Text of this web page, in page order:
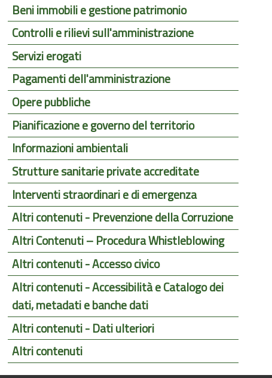
Beni immobili e gestione patrimonio
Controlli e rilievi sull'amministrazione
Servizi erogati
Pagamenti dell'amministrazione
Opere pubbliche
Pianificazione e governo del territorio
Informazioni ambientali
Strutture sanitarie private accreditate
Interventi straordinari e di emergenza
Altri contenuti - Prevenzione della Corruzione
Altri Contenuti – Procedura Whistleblowing
Altri contenuti - Accesso civico
Altri contenuti - Accessibilità e Catalogo dei
dati, metadati e banche dati
Altri contenuti - Dati ulteriori
Altri contenuti